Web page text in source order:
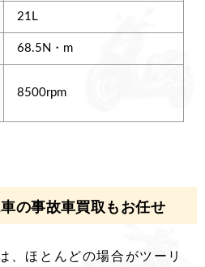
21L
68.5N・m
8500rpm
の事故車買取もお任せ
、ほとんどの場合がツーリ